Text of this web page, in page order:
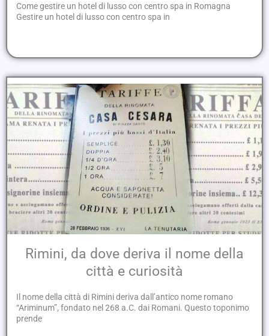
Come gestire un hotel di lusso con centro spa in Romagna
Gestire un hotel di lusso con centro spa in
Rimini, da dove deriva il nome della
città e curiosità
Il nome della città di Rimini deriva dall’antico nome romano
“Ariminum”, fondato nel 268 a.C. dai Romani. Questo toponimo
prende